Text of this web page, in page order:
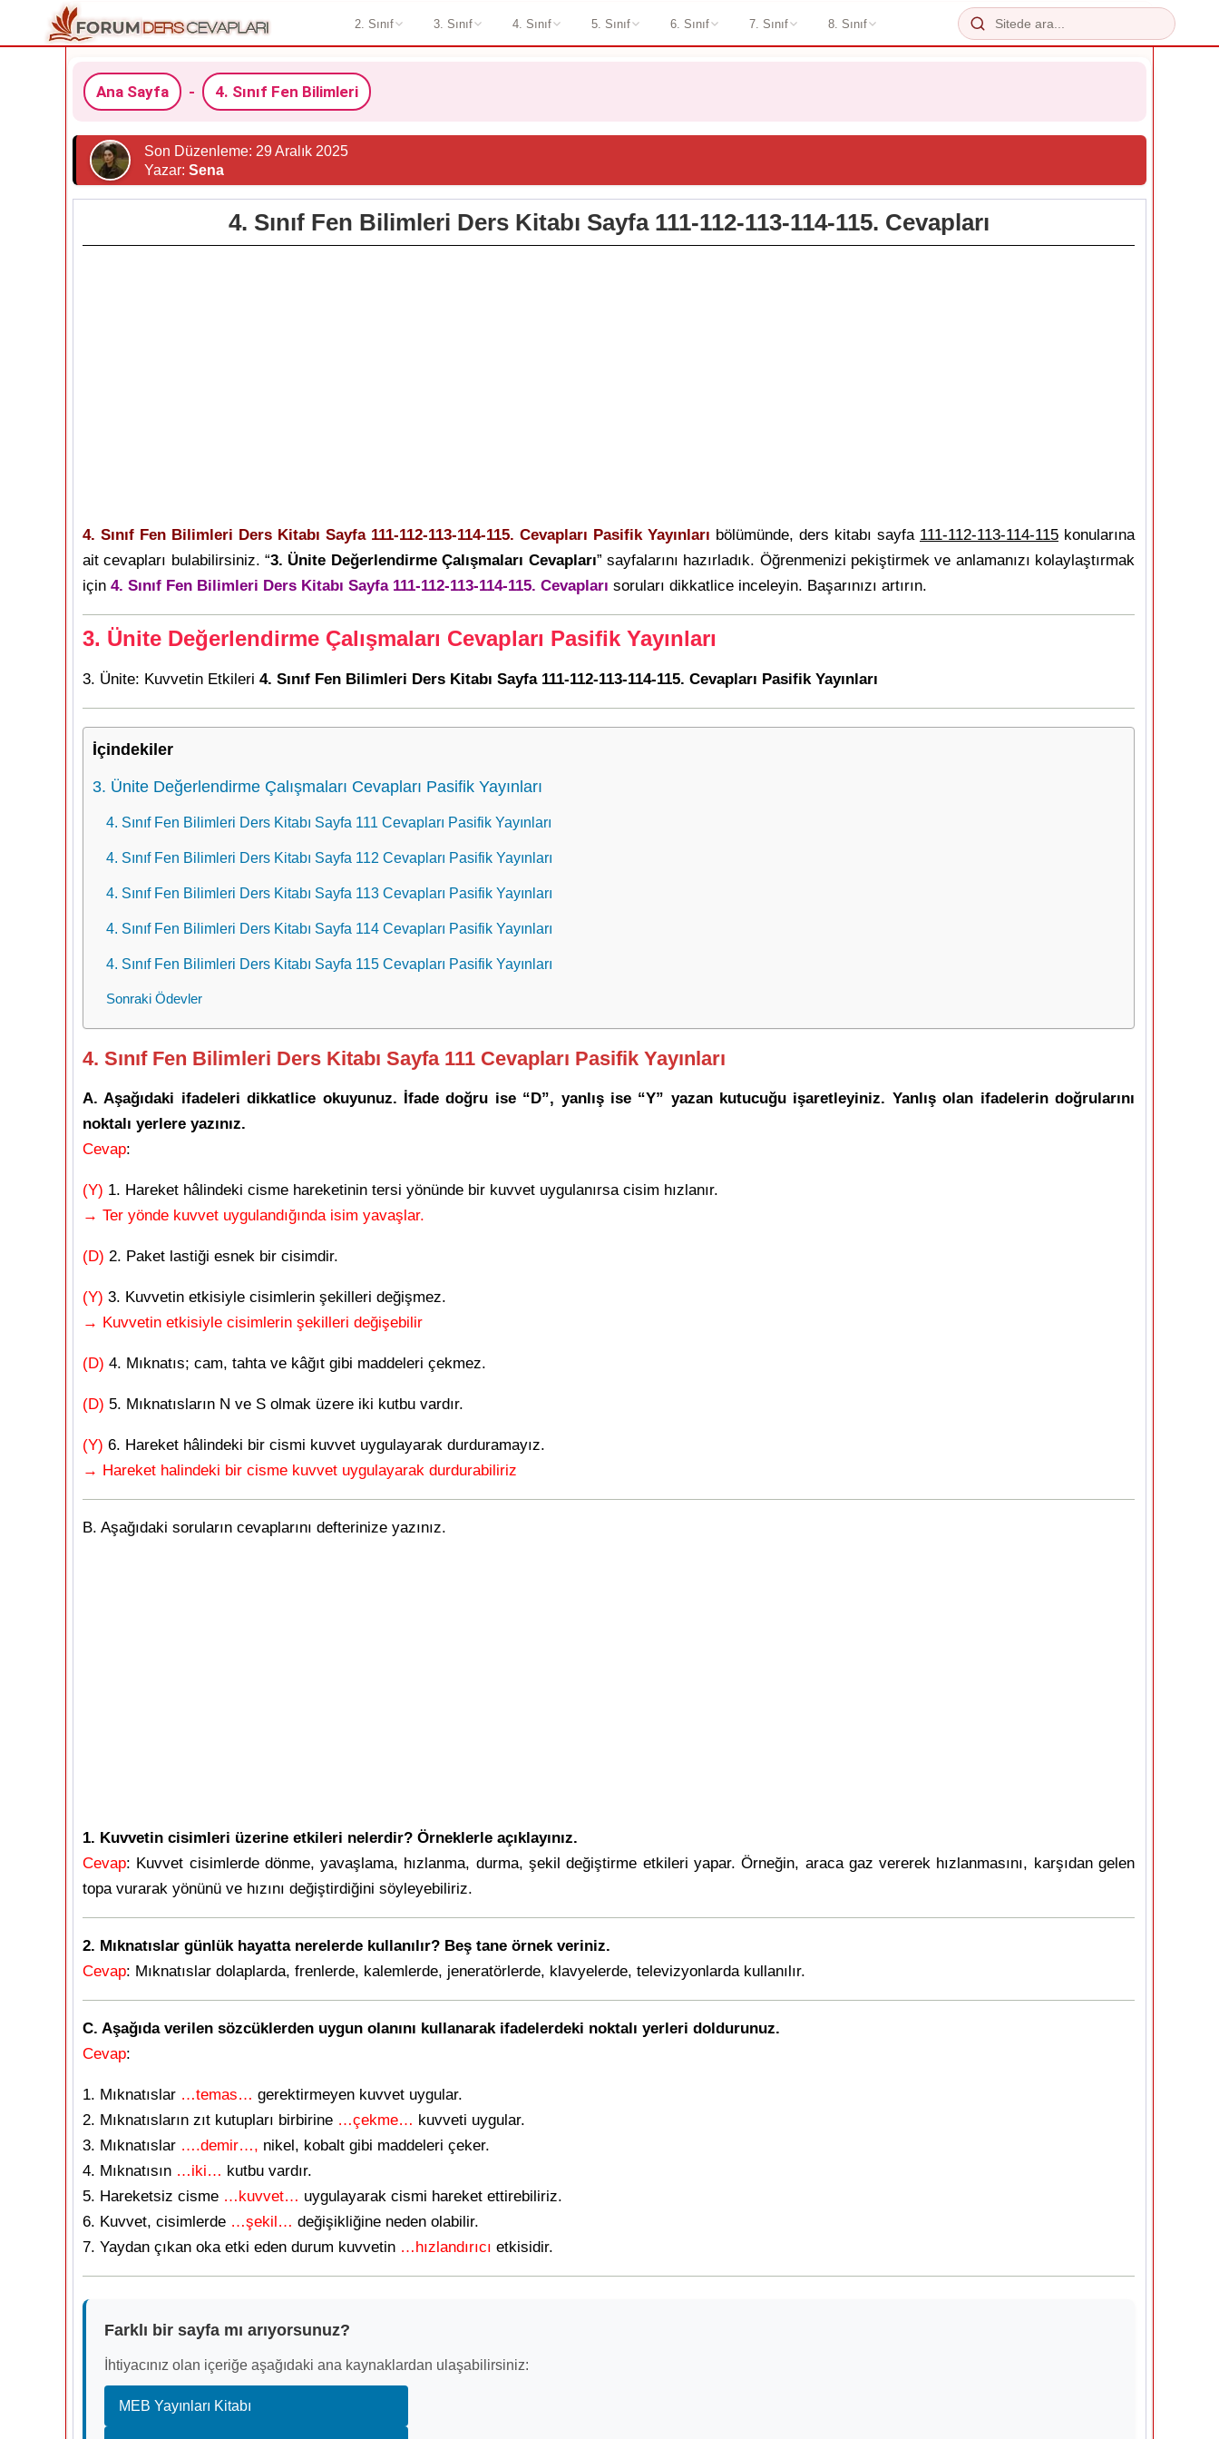
2. Sınıf 3. Sınıf 4. Sınıf 5. Sınıf 6. Sınıf 7. Sınıf 8. Sınıf
Ana Sayfa - 4. Sınıf Fen Bilimleri
Son Düzenleme: 29 Aralık 2025
Yazar: Sena
4. Sınıf Fen Bilimleri Ders Kitabı Sayfa 111-112-113-114-115. Cevapları
4. Sınıf Fen Bilimleri Ders Kitabı Sayfa 111-112-113-114-115. Cevapları Pasifik Yayınları bölümünde, ders kitabı sayfa 111-112-113-114-115 konularına
ait cevapları bulabilirsiniz. “3. Ünite Değerlendirme Çalışmaları Cevapları” sayfalarını hazırladık. Öğrenmenizi pekiştirmek ve anlamanızı kolaylaştırmak
için 4. Sınıf Fen Bilimleri Ders Kitabı Sayfa 111-112-113-114-115. Cevapları soruları dikkatlice inceleyin. Başarınızı artırın.
3. Ünite Değerlendirme Çalışmaları Cevapları Pasifik Yayınları
3. Ünite: Kuvvetin Etkileri 4. Sınıf Fen Bilimleri Ders Kitabı Sayfa 111-112-113-114-115. Cevapları Pasifik Yayınları
İçindekiler
3. Ünite Değerlendirme Çalışmaları Cevapları Pasifik Yayınları
4. Sınıf Fen Bilimleri Ders Kitabı Sayfa 111 Cevapları Pasifik Yayınları
4. Sınıf Fen Bilimleri Ders Kitabı Sayfa 112 Cevapları Pasifik Yayınları
4. Sınıf Fen Bilimleri Ders Kitabı Sayfa 113 Cevapları Pasifik Yayınları
4. Sınıf Fen Bilimleri Ders Kitabı Sayfa 114 Cevapları Pasifik Yayınları
4. Sınıf Fen Bilimleri Ders Kitabı Sayfa 115 Cevapları Pasifik Yayınları
Sonraki Ödevler
4. Sınıf Fen Bilimleri Ders Kitabı Sayfa 111 Cevapları Pasifik Yayınları
A. Aşağıdaki ifadeleri dikkatlice okuyunuz. İfade doğru ise “D”, yanlış ise “Y” yazan kutucuğu işaretleyiniz. Yanlış olan ifadelerin doğrularını
noktalı yerlere yazınız.
Cevap:
(Y) 1. Hareket hâlindeki cisme hareketinin tersi yönünde bir kuvvet uygulanırsa cisim hızlanır.
→ Ter yönde kuvvet uygulandığında isim yavaşlar.
(D) 2. Paket lastiği esnek bir cisimdir.
(Y) 3. Kuvvetin etkisiyle cisimlerin şekilleri değişmez.
→ Kuvvetin etkisiyle cisimlerin şekilleri değişebilir
(D) 4. Mıknatıs; cam, tahta ve kâğıt gibi maddeleri çekmez.
(D) 5. Mıknatısların N ve S olmak üzere iki kutbu vardır.
(Y) 6. Hareket hâlindeki bir cismi kuvvet uygulayarak durduramayız.
→ Hareket halindeki bir cisme kuvvet uygulayarak durdurabiliriz
B. Aşağıdaki soruların cevaplarını defterinize yazınız.
1. Kuvvetin cisimleri üzerine etkileri nelerdir? Örneklerle açıklayınız.
Cevap: Kuvvet cisimlerde dönme, yavaşlama, hızlanma, durma, şekil değiştirme etkileri yapar. Örneğin, araca gaz vererek hızlanmasını, karşıdan gelen
topa vurarak yönünü ve hızını değiştirdiğini söyleyebiliriz.
2. Mıknatıslar günlük hayatta nerelerde kullanılır? Beş tane örnek veriniz.
Cevap: Mıknatıslar dolaplarda, frenlerde, kalemlerde, jeneratörlerde, klavyelerde, televizyonlarda kullanılır.
C. Aşağıda verilen sözcüklerden uygun olanını kullanarak ifadelerdeki noktalı yerleri doldurunuz.
Cevap:
1. Mıknatıslar …temas… gerektirmeyen kuvvet uygular.
2. Mıknatısların zıt kutupları birbirine …çekme… kuvveti uygular.
3. Mıknatıslar ….demir…, nikel, kobalt gibi maddeleri çeker.
4. Mıknatısın …iki… kutbu vardır.
5. Hareketsiz cisme …kuvvet… uygulayarak cismi hareket ettirebiliriz.
6. Kuvvet, cisimlerde …şekil… değişikliğine neden olabilir.
7. Yaydan çıkan oka etki eden durum kuvvetin …hızlandırıcı etkisidir.
Farklı bir sayfa mı arıyorsunuz?
İhtiyacınız olan içeriğe aşağıdaki ana kaynaklardan ulaşabilirsiniz:
MEB Yayınları Kitabı